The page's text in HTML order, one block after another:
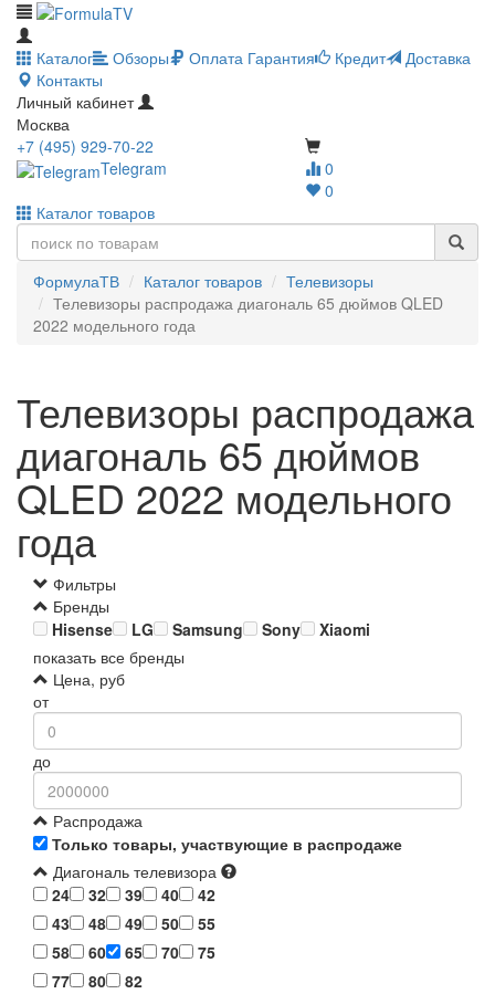
Каталог Обзоры Оплата Гарантия Кредит
Доставка
Контакты
Личный кабинет
Москва
0
0
+7 (495) 929-70-22
Telegram
Каталог товаров
ФормулаТВ Каталог товаров
Телевизоры
Телевизоры распродажа диагональ 65 дюймов QLED
2022 модельного года
Телевизоры распродажа
диагональ 65 дюймов
QLED 2022 модельного
года
Фильтры
Бренды
Hisense
LG Samsung Sony
Xiaomi
показать все бренды
Цена, руб
от
до
Распродажа
Только товары, участвующие в распродаже
Диагональ телевизора
24
32 39 40
42
43
48 49 50
55
58
60 65 70
75
77
80
82